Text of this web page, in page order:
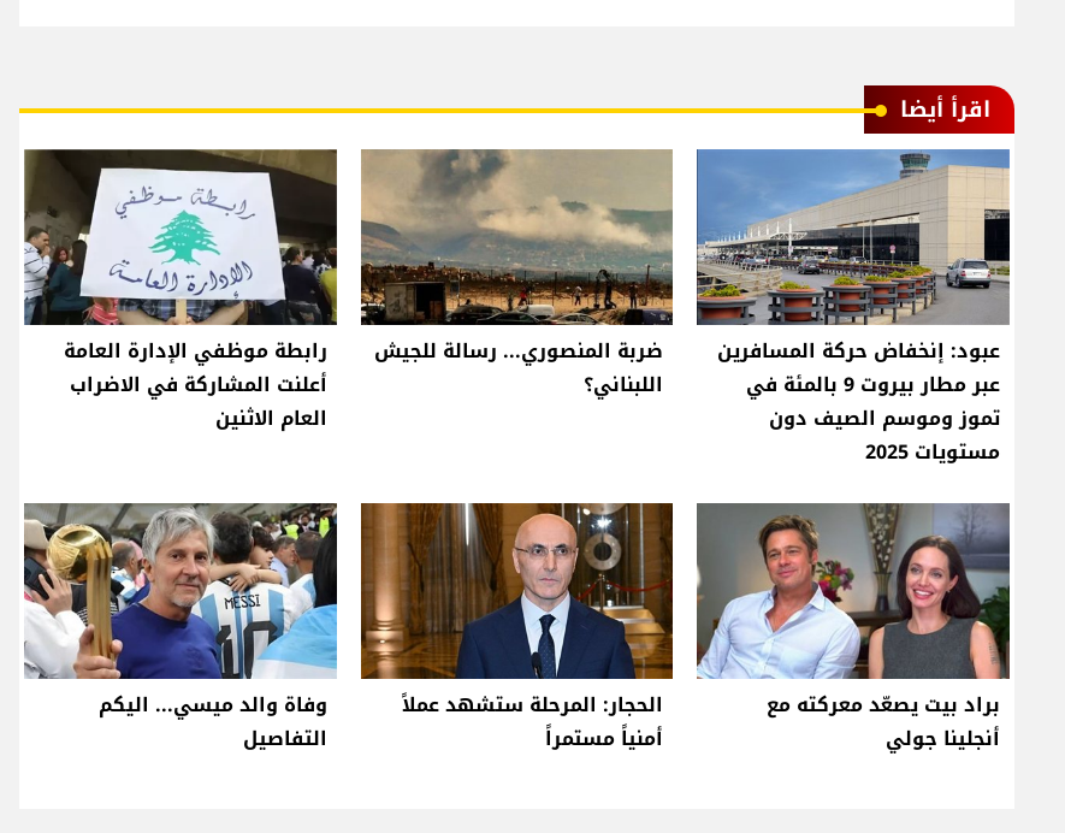
اقرأ أيضا
عبود: إنخفاض حركة المسافرين
عبر مطار بيروت 9 بالمئة في
تموز وموسم الصيف دون
مستويات 2025
ضربة المنصوري... رسالة للجيش
اللبناني؟
رابطة موظفي الإدارة العامة
أعلنت المشاركة في الاضراب
العام الاثنين
براد بيت يصعّد معركته مع
أنجلينا جولي
الحجار: المرحلة ستشهد عملاً
أمنياً مستمراً
وفاة والد ميسي... اليكم
التفاصيل